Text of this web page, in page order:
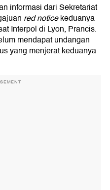
informasi dari Sekretariat
red noticekeduanya
Interpol di Lyon, Prancis.
mendapat undangan
yang menjerat keduanya